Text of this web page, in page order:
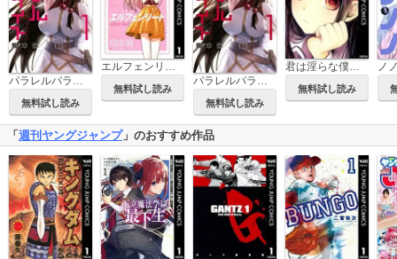
パラレルパラダイス
無料試し読み
エルフェンリート
無料試し読み
パラレルパラダイス 特装版
無料試し読み
君は淫らな僕の女王
無料試し読み
ノ
「 週刊ヤングジャンプ」のおすすめ作品